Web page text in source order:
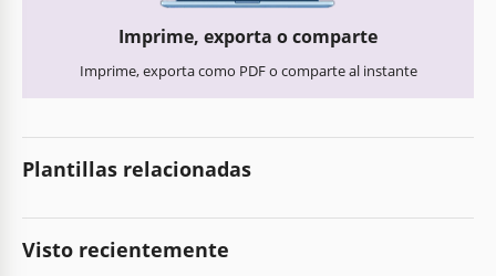
Imprime, exporta o comparte
Imprime, exporta como PDF o comparte al instante
Plantillas relacionadas
Visto recientemente